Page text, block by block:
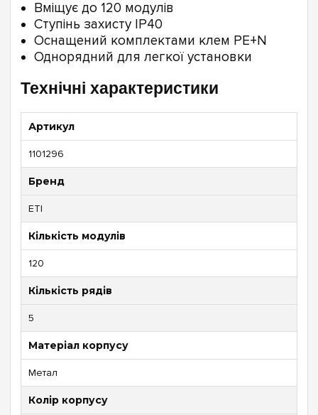
Вміщує до 120 модулів
Ступінь захисту IP40
Оснащений комплектами клем PE+N
Однорядний для легкої установки
Технічні характеристики
Артикул
1101296
Бренд
ETI
Кількість модулів
120
Кількість рядів
5
Матеріал корпусу
Метал
Колір корпусу